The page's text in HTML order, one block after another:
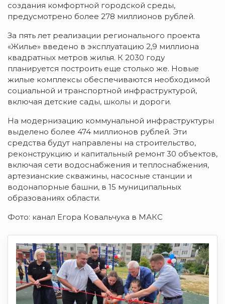
создания комфортной городской среды,
предусмотрено более 278 миллионов рублей.
За пять лет реализации регионального проекта
«Жилье» введено в эксплуатацию 2,9 миллиона
квадратных метров жилья. К 2030 году
планируется построить еще столько же. Новые
жилые комплексы обеспечиваются необходимой
социальной и транспортной инфраструктурой,
включая детские сады, школы и дороги.
На модернизацию коммунальной инфраструктуры
выделено более 474 миллионов рублей. Эти
средства будут направлены на строительство,
реконструкцию и капитальный ремонт 30 объектов,
включая сети водоснабжения и теплоснабжения,
артезианские скважины, насосные станции и
водонапорные башни, в 15 муниципальных
образованиях области.
Фото: канал Егора Ковальчука в МАКС